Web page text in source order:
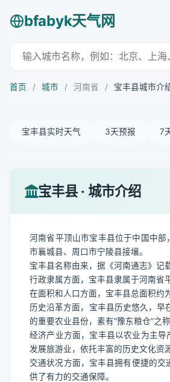
bfabyk天气网
首页 / 城市 / 河南省 / 宝丰县城市介
宝丰县实时天气 3天预报 7
宝丰县 · 城市介绍
河南省平顶山市宝丰县位于中国中
市襄城县、周口市宁陵县接壤。
宝丰县名称由来，据《河南通志》记
行政隶属方面，宝丰县隶属于河南省
在面积和人口方面，宝丰县总面积约
历史沿革方面，宝丰县历史悠久，
的重要农业县份，素有“豫东粮仓”之称
经济产业方面，宝丰县以农业为主
发展旅游业，依托丰富的历史文化资
交通状况方面，宝丰县拥有便捷的
供了有力的交通保障。